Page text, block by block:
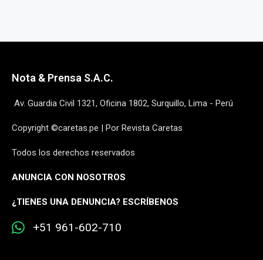
Nota & Prensa S.A.C.
Av. Guardia Civil 1321, Oficina 1802, Surquillo, Lima - Perú
Copyright ©caretas.pe | Por Revista Caretas
Todos los derechos reservados
ANUNCIA CON NOSOTROS
¿TIENES UNA DENUNCIA? ESCRÍBENOS
+51 961-602-710